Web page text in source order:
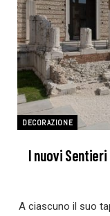
DECORAZIONE
I nuovi
A ciascuno il suo